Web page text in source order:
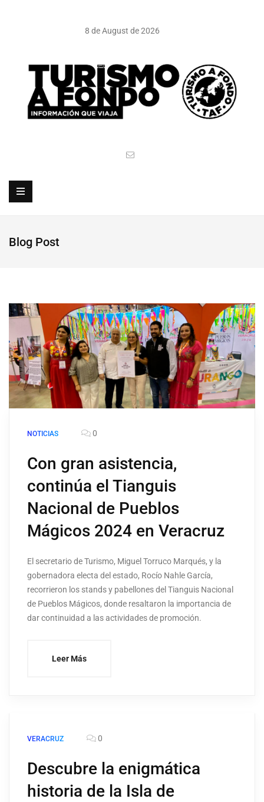
8 de August de 2026
Blog Post
NOTICIAS 0
Con gran asistencia,
continúa el Tianguis
Nacional de Pueblos
Mágicos 2024 en Veracruz
El secretario de Turismo, Miguel Torruco Marqués, y la
gobernadora electa del estado, Rocío Nahle García,
recorrieron los stands y pabellones del Tianguis Nacional
de Pueblos Mágicos, donde resaltaron la importancia de
dar continuidad a las actividades de promoción.
Leer Más
VERACRUZ 0
Descubre la enigmática
historia de la Isla de